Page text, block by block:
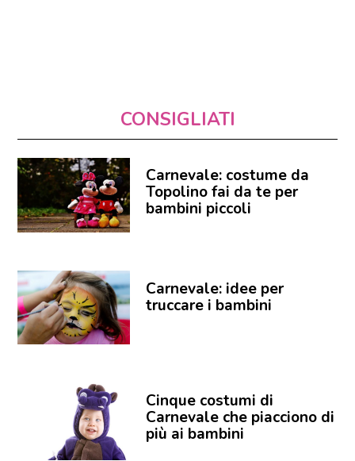
CONSIGLIATI
Carnevale: costume da
Topolino fai da te per
bambini piccoli
Carnevale: idee per
truccare i bambini
Cinque costumi di
Carnevale che piacciono di
più ai bambini